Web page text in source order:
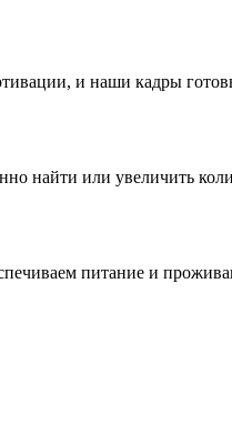
и наши кадры
найти или увеличить
питание и